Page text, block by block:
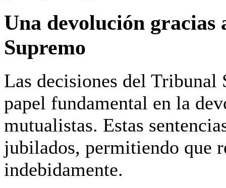
Una devolución gracias
Supremo
Las decisiones del Tribunal
papel fundamental en la
mutualistas. Estas
jubilados, permitiendo que
indebidamente.